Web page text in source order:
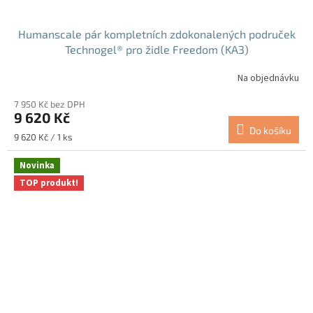
Humanscale pár kompletních zdokonalených područek
Technogel® pro židle Freedom (KA3)
Na objednávku
7 950 Kč bez DPH
9 620 Kč
Měrná
cena:
9 620 Kč / 1 ks
Do košíku
Novinka
TOP produkt!